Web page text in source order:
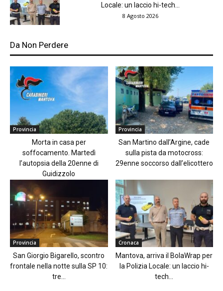
Locale: un laccio hi-tech...
8 Agosto 2026
Da Non Perdere
Provincia
Morta in casa per
soffocamento. Martedì
l’autopsia della 20enne di
Guidizzolo
Provincia
San Martino dall’Argine, cade
sulla pista da motocross:
29enne soccorso dall’elicottero
Provincia
San Giorgio Bigarello, scontro
frontale nella notte sulla SP 10:
tre...
Cronaca
Mantova, arriva il BolaWrap per
la Polizia Locale: un laccio hi-
tech...